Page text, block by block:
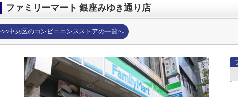
ファミリーマート 銀座みゆき通り店
<<中央区のコンビニエンスストアの一覧へ